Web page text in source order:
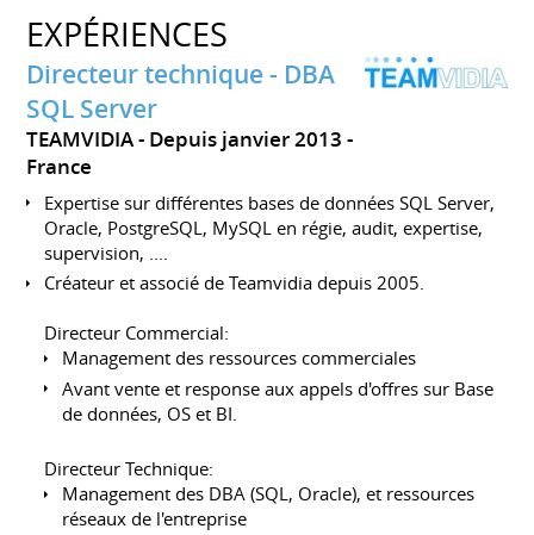
EXPÉRIENCES
Directeur technique - DBA
SQL Server
TEAMVIDIA
Depuis janvier 2013
France
Expertise sur différentes bases de données SQL Server,
Oracle, PostgreSQL, MySQL en régie, audit, expertise,
supervision, ....
Créateur et associé de Teamvidia depuis 2005.
Directeur Commercial:
Management des ressources commerciales
Avant vente et response aux appels d'offres sur Base
de données, OS et BI.
Directeur Technique:
Management des DBA (SQL, Oracle), et ressources
réseaux de l'entreprise